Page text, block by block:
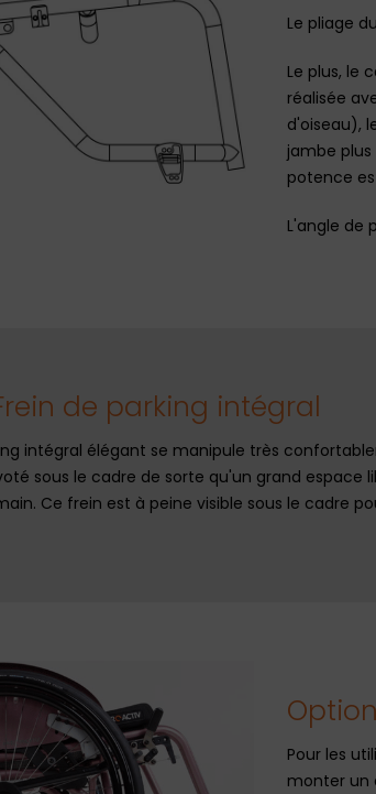
Le pliage
Le plus, le
réalisée
d'oiseau),
jambe
potence
L'angle de
de parking intégral
intégral élégant se manipule très
sous le cadre de sorte qu'un grand espace
Ce frein est à peine visible sous le cadre
Pour les
monter un